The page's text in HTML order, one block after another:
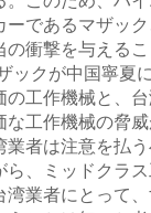
ーであるマザッ
の衝撃を与える
ックが中国寧夏
の工作機械と、
な工作機械の脅
業者は注意を払
ら、ミッドクラ
湾業者にとって